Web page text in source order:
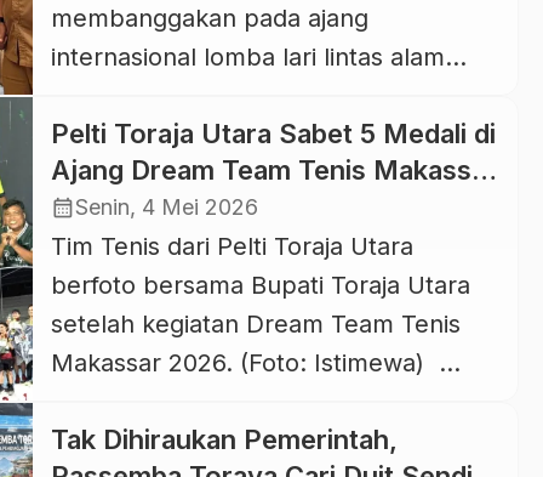
2026. Kegiatan tersebut dihadiri
langsung oleh Direktur Utama […]
membanggakan pada ajang
internasional lomba lari lintas alam
100” di Gunung Rinjani, NTB, Indonesia
pada 3 Mei 2026. Dia berhasil menjadi
finisher pertama pada Kategori 100 K
(kilometer). Dengan begitu, Dian Upa
Salurante mencatatkan namanya
sebagai pelari perempuan Toraja
pertama yang […]
Pelti Toraja Utara Sabet 5 Medali di
Ajang Dream Team Tenis Makassar
IV 2026
calendar_monthSenin, 4 Mei 2026
Tim Tenis dari Pelti Toraja Utara
berfoto bersama Bupati Toraja Utara
setelah kegiatan Dream Team Tenis
Makassar 2026. (Foto: Istimewa)
Dream Team Tenis Makassar (DTTM)
Tak Dihiraukan Pemerintah,